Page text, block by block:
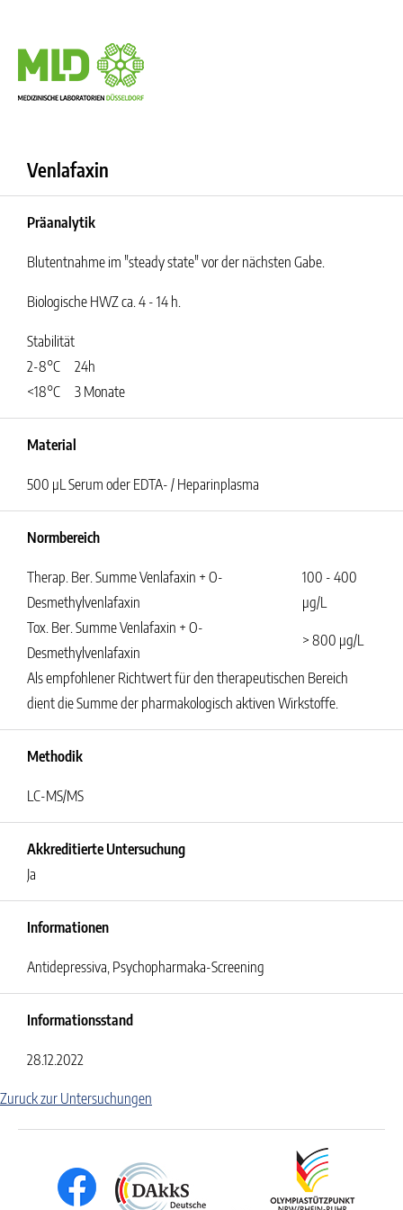
Venlafaxin
Präanalytik
Blutentnahme im "steady state" vor der nächsten Gabe.
Biologische HWZ ca. 4 - 14 h.
Stabilität
2-8°C
24h
<18°C
3 Monate
Material
500 µL Serum oder EDTA- / Heparinplasma
Normbereich
Therap. Ber. Summe Venlafaxin + O-
Desmethylvenlafaxin
100 - 400
µg/L
Tox. Ber. Summe Venlafaxin + O-
Desmethylvenlafaxin
> 800 µg/L
Als empfohlener Richtwert für den therapeutischen Bereich
dient die Summe der pharmakologisch aktiven Wirkstoffe.
Methodik
LC-MS/MS
Akkreditierte Untersuchung
Ja
Informationen
Antidepressiva, Psychopharmaka-Screening
Informationsstand
28.12.2022
Zuruck zur Untersuchungen